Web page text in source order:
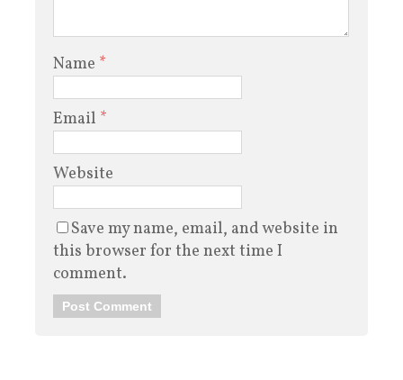
Name *
Email *
Website
Save my name, email, and website in
this browser for the next time I
comment.